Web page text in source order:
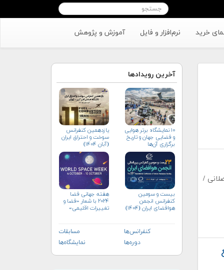
خرید نرم‌افزار و فایل آموزش و پژوهش
/
آخرین رویدادها
۱۰ نمایشگاه برتر هوایی
و فضایی جهان و تاریخ
برگزاری آن‌ها
یازدهمین کنفرانس
سوخت و احتراق ایران
(آبان‌ ۱۴۰۴)
بیست و سومین
کنفرانس انجمن
هوافضای ايران (۱۴۰۴)
هفته جهانی فضا
۲۰۲۴ با شعار «فضا و
تغییرات اقلیمی»
کنفرانس‌ها
مسابقات
دوره‌ها
نمایشگاه‌ها